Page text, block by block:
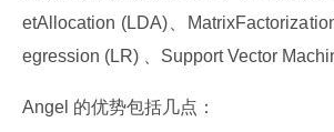
etAllocation (LDA)、
egression (LR) 、Support Vector
Angel 的优势包括几点：